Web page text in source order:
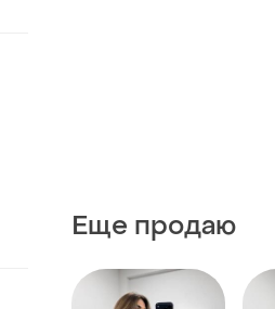
Еще продаю